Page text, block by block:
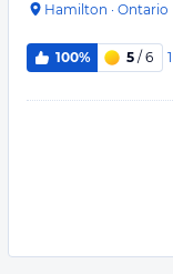
Hamilton · Ontario
100% 5 / 6 1